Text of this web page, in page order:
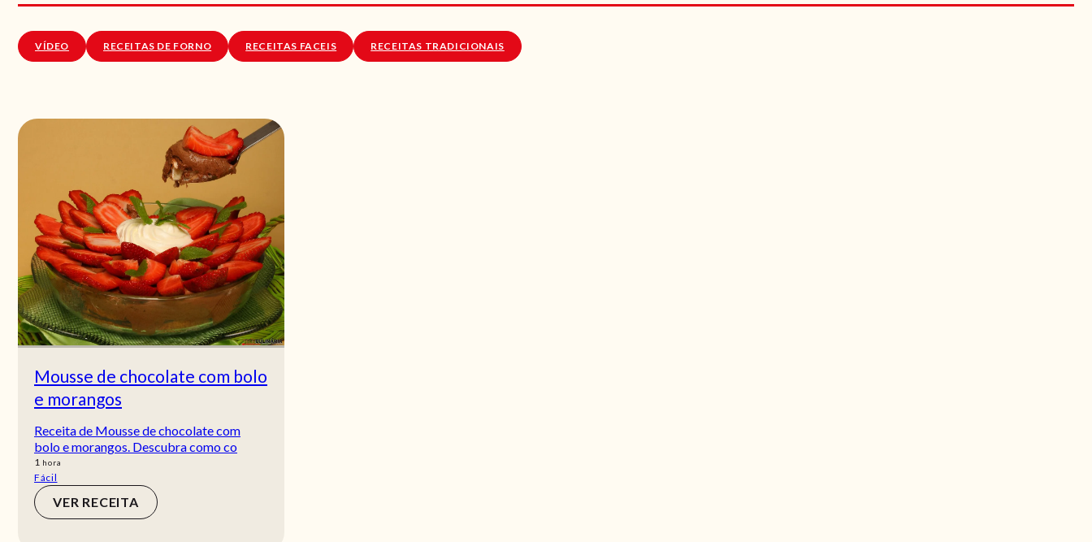
VÍDEO RECEITAS DE FORNO RECEITAS FACEIS RECEITAS TRADICIONAIS
Mousse de chocolate com bolo
e morangos
Receita de Mousse de chocolate com
bolo e morangos. Descubra como co
1 hora
hora
Fácil
VER RECEITA